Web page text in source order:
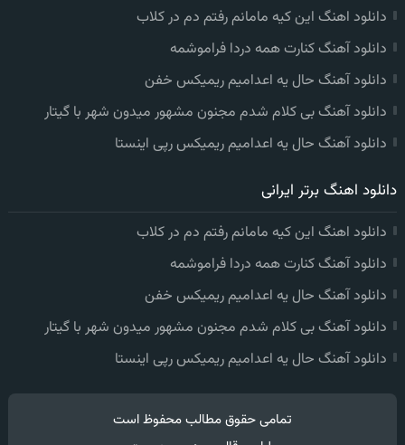
دانلود اهنگ این کیه مامانم رفتم دم در کلاب
دانلود آهنگ کنارت همه دردا فراموشمه
دانلود آهنگ حال یه اعدامیم ریمیکس خفن
دانلود آهنگ بی کلام شدم مجنون مشهور میدون شهر با گیتار
دانلود آهنگ حال یه اعدامیم ریمیکس رپی اینستا
دانلود اهنگ برتر ایرانی
دانلود اهنگ این کیه مامانم رفتم دم در کلاب
دانلود آهنگ کنارت همه دردا فراموشمه
دانلود آهنگ حال یه اعدامیم ریمیکس خفن
دانلود آهنگ بی کلام شدم مجنون مشهور میدون شهر با گیتار
دانلود آهنگ حال یه اعدامیم ریمیکس رپی اینستا
تمامی حقوق مطالب محفوظ است